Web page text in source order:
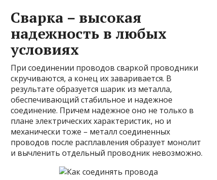
Сварка – высокая
надежность в любых
условиях
При соединении проводов сваркой проводники
скручиваются, а конец их заваривается. В
результате образуется шарик из металла,
обеспечивающий стабильное и надежное
соединение. Причем надежное оно не только в
плане электрических характеристик, но и
механически тоже – металл соединенных
проводов после расплавления образует монолит
и вычленить отдельный проводник невозможно.